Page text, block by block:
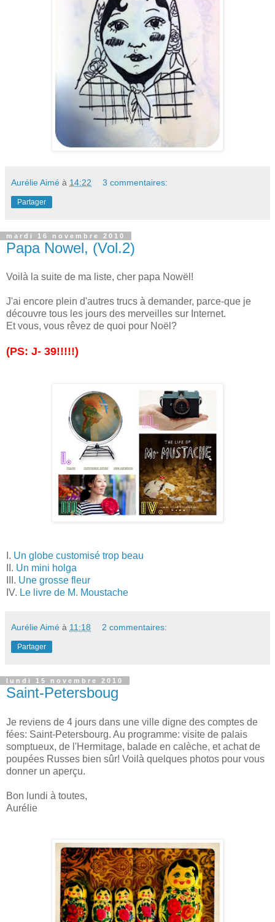
Aurélie Aimé à 14:22 3 commentaires:
Partager
mardi 16 novembre 2010
Papa Nowel, (Vol.2)
Voilà la suite de ma liste, cher papa Nowël!
J'ai encore plein d'autres trucs à demander, parce-que je
découvre tous les jours des merveilles sur Internet.
Et vous, vous rêvez de quoi pour Noël?
(PS: J- 39!!!!!)
I. Un globe customisé trop beau
II. Un mini holga
III. Une grosse fleur
IV. Le livre de M. Moustache
Aurélie Aimé à 11:18 2 commentaires:
Partager
lundi 15 novembre 2010
Saint-Petersboug
Je reviens de 4 jours dans une ville digne des comptes de
fées: Saint-Petersbourg. Au programme: visite de palais
somptueux, de l'Hermitage, balade en calèche, et achat de
poupées Russes bien sûr! Voilà quelques photos pour vous
donner un aperçu.
Bon lundi à toutes,
Aurélie